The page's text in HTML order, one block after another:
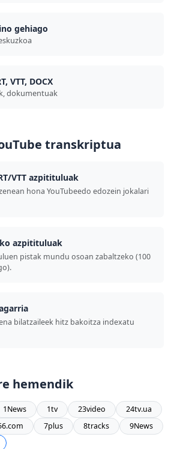
gehiago
VTT, DOCX
dokumentuak
transkriptua
VTT azpitituluak
hona YouTubeedo edozein jokalari
azpitituluak
pistak mundu osoan zabaltzeko (100
bilatzaileek hitz bakoitza indexatu
hemendik
1News 1tv 23video
24tv.ua
7plus 8tracks
9News